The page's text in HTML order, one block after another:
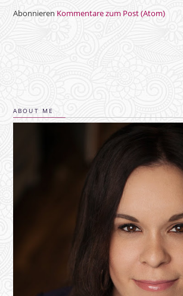
Abonnieren Kommentare zum Post (Atom)
ABOUT ME